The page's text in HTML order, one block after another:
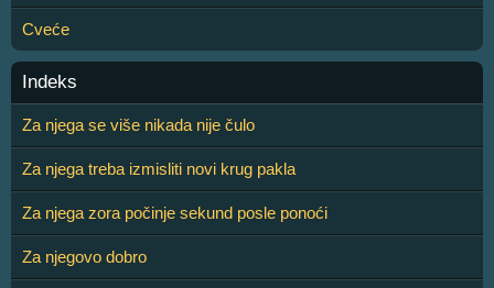
Cveće
Indeks
Za njega se više nikada nije čulo
Za njega treba izmisliti novi krug pakla
Za njega zora počinje sekund posle ponoći
Za njegovo dobro